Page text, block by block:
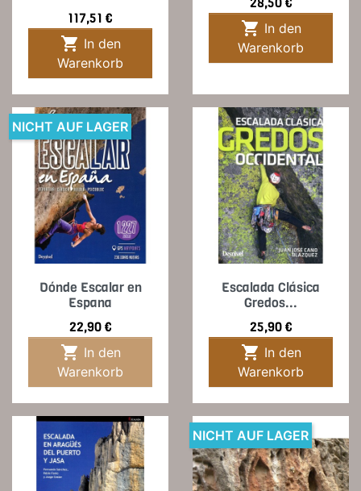
Preis
117,51 €

Warenkorb

Warenkorb
Dónde Escalar en
Espana
Preis
22,90 €

Warenkorb
NICHT AUF LAGER
Escalada Clásica
Gredos...
Preis
25,90 €

Warenkorb
NICHT AUF LAGER